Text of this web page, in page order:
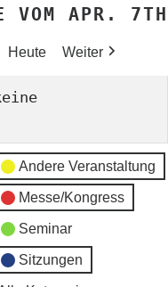
VOM APR. 7TH
Heute Weiter
Andere Veranstaltung
Messe/Kongress
Seminar
Sitzungen